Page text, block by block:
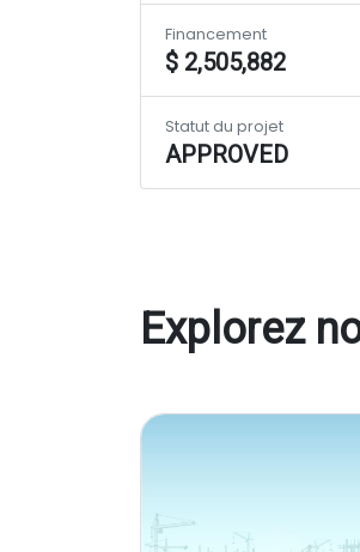
Financement
$ 2,505,882
Statut du projet
APPROVED
Explorez